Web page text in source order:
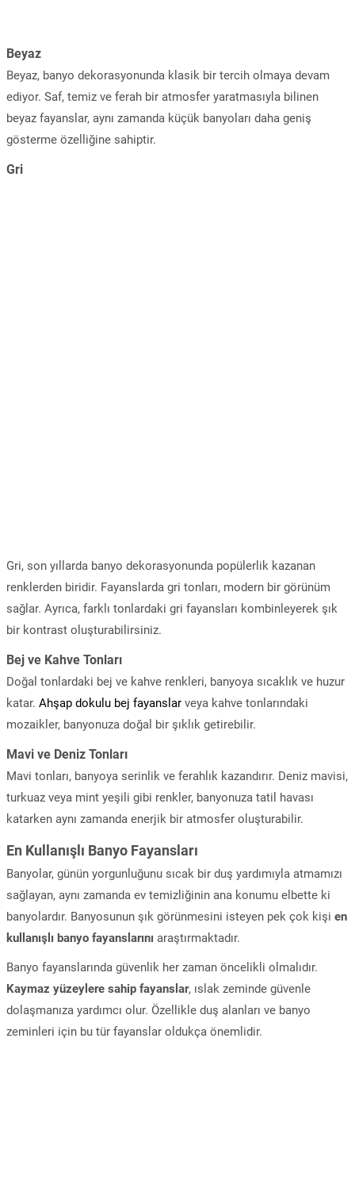
Beyaz
Beyaz, banyo dekorasyonunda klasik bir tercih olmaya devam
ediyor. Saf, temiz ve ferah bir atmosfer yaratmasıyla bilinen
beyaz fayanslar, aynı zamanda küçük banyoları daha geniş
gösterme özelliğine sahiptir.
Gri
Gri, son yıllarda banyo dekorasyonunda popülerlik kazanan
renklerden biridir. Fayanslarda gri tonları, modern bir görünüm
sağlar. Ayrıca, farklı tonlardaki gri fayansları kombinleyerek şık
bir kontrast oluşturabilirsiniz.
Bej ve Kahve Tonları
Doğal tonlardaki bej ve kahve renkleri, banyoya sıcaklık ve huzur
katar. Ahşap dokulu bej fayanslar veya kahve tonlarındaki
mozaikler, banyonuza doğal bir şıklık getirebilir.
Mavi ve Deniz Tonları
Mavi tonları, banyoya serinlik ve ferahlık kazandırır. Deniz mavisi,
turkuaz veya mint yeşili gibi renkler, banyonuza tatil havası
katarken aynı zamanda enerjik bir atmosfer oluşturabilir.
En Kullanışlı Banyo Fayansları
Banyolar, günün yorgunluğunu sıcak bir duş yardımıyla atmamızı
sağlayan, aynı zamanda ev temizliğinin ana konumu elbette ki
banyolardır. Banyosunun şık görünmesini isteyen pek çok kişi en
kullanışlı banyo fayanslarını araştırmaktadır.
Banyo fayanslarında güvenlik her zaman öncelikli olmalıdır.
Kaymaz yüzeylere sahip fayanslar, ıslak zeminde güvenle
dolaşmanıza yardımcı olur. Özellikle duş alanları ve banyo
zeminleri için bu tür fayanslar oldukça önemlidir.